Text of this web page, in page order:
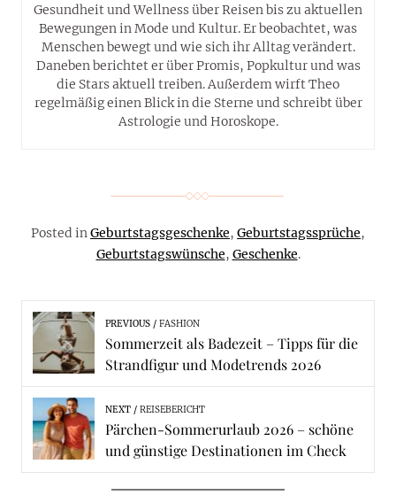
Gesundheit und Wellness über Reisen bis zu aktuellen
Bewegungen in Mode und Kultur. Er beobachtet, was
Menschen bewegt und wie sich ihr Alltag verändert.
Daneben berichtet er über Promis, Popkultur und was
die Stars aktuell treiben. Außerdem wirft Theo
regelmäßig einen Blick in die Sterne und schreibt über
Astrologie und Horoskope.
Posted inGeburtstagsgeschenke, Geburtstagssprüche,
Geburtstagswünsche, Geschenke.
PREVIOUS FASHION
Sommerzeit als Badezeit – Tipps für die
Strandfigur und Modetrends 2026
NEXT REISEBERICHT
Pärchen-Sommerurlaub 2026 – schöne
und günstige Destinationen im Check